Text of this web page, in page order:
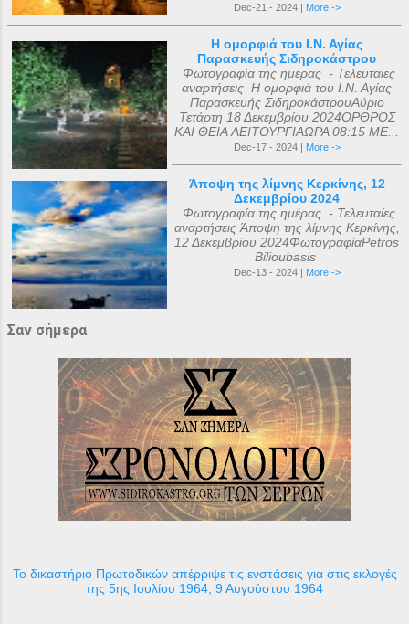
Dec-21 - 2024 | More ->
Η ομορφιά του Ι.Ν. Αγίας
Παρασκευής Σιδηροκάστρου
Φωτογραφία της ημέρας - Τελευταίες
αναρτήσεις Η ομορφιά του Ι.Ν. Αγίας
Παρασκευής ΣιδηροκάστρουΑύριο
Τετάρτη 18 Δεκεμβρίου 2024ΟΡΘΡΟΣ
ΚΑΙ ΘΕΙΑ ΛΕΙΤΟΥΡΓΙΑΩΡΑ 08:15 ΜΕ...
Dec-17 - 2024 | More ->
Άποψη της λίμνης Κερκίνης, 12
Δεκεμβρίου 2024
Φωτογραφία της ημέρας - Τελευταίες
αναρτήσεις Άποψη της λίμνης Κερκίνης,
12 Δεκεμβρίου 2024ΦωτογραφίαPetros
Bilioubasis
Dec-13 - 2024 | More ->
Σαν σήμερα
Το δικαστήριο Πρωτοδικών απέρριψε τις ενστάσεις για στις εκλογές
της 5ης Ιουλίου 1964, 9 Αυγούστου 1964